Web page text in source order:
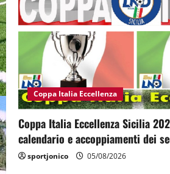
Coppa Italia Eccellenza
Coppa Italia Eccellenza Sicilia
calendario e accoppiamenti dei
sportjonico 05/08/2026